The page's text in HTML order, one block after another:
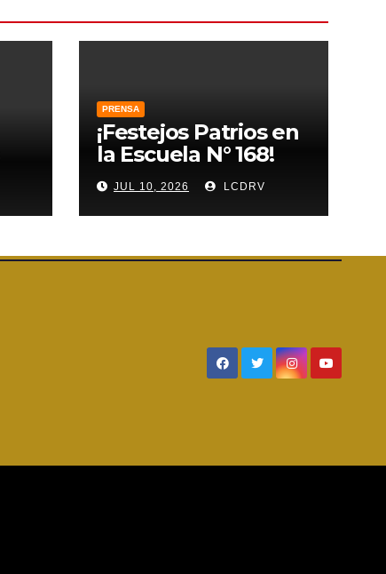
PRENSA
¡Festejos Patrios en
la Escuela N° 168!
JUL 10, 2026 LCDRV